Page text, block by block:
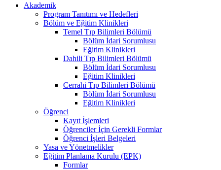
Akademik
Program Tanıtımı ve Hedefleri
Bölüm ve Eğitim Klinikleri
Temel Tıp Bilimleri Bölümü
Bölüm İdari Sorumlusu
Eğitim Klinikleri
Dahili Tıp Bilimleri Bölümü
Bölüm İdari Sorumlusu
Eğitim Klinikleri
Cerrahi Tıp Bilimleri Bölümü
Bölüm İdari Sorumlusu
Eğitim Klinikleri
Öğrenci
Kayıt İşlemleri
Öğrenciler İçin Gerekli Formlar
Öğrenci İşleri Belgeleri
Yasa ve Yönetmelikler
Eğitim Planlama Kurulu (EPK)
Formlar